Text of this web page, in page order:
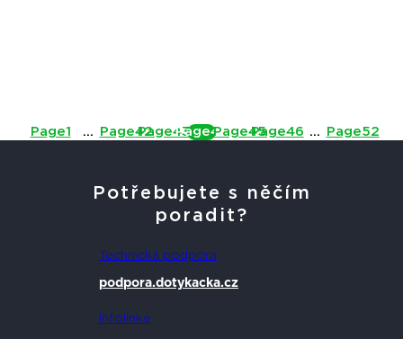
Page1 … Page42
Page43
Page44
Page45
Page46 … Page52
Potřebujete s něčím
poradit?
Technická podpora
podpora.dotykacka.cz
Infolinka